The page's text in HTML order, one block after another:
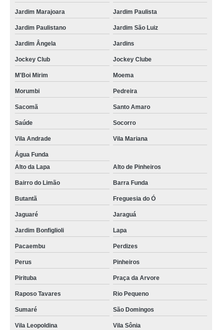
Jardim Marajoara Jardim Paulista
Jardim Paulistano Jardim São Luiz
Jardim Ângela Jardins
Jockey Club Jockey Clube
M'Boi Mirim Moema
Morumbi Pedreira
Sacomã Santo Amaro
Saúde Socorro
Vila Andrade Vila Mariana
Água Funda
Alto da Lapa
Alto de Pinheiros
Bairro do Limão Barra Funda
Butantã Freguesia do Ó
Jaguaré Jaraguá
Jardim Bonfiglioli Lapa
Pacaembu Perdizes
Perus Pinheiros
Pirituba Praça da Arvore
Raposo Tavares Rio Pequeno
Sumaré São Domingos
Vila Leopoldina Vila Sônia